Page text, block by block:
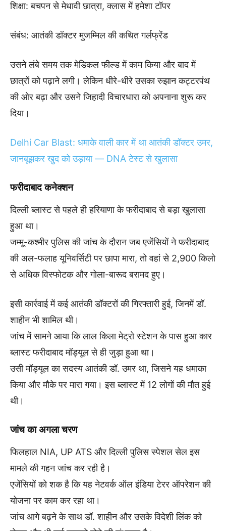
शिक्षा: बचपन से मेधावी छात्रा, क्लास में हमेशा टॉपर
संबंध: आतंकी डॉक्टर मुजम्मिल की कथित गर्लफ्रेंड
उसने लंबे समय तक मेडिकल फील्ड में काम किया और बाद में
छात्रों को पढ़ाने लगी। लेकिन धीरे-धीरे उसका रुझान कट्टरपंथ
की ओर बढ़ा और उसने जिहादी विचारधारा को अपनाना शुरू कर
दिया।
Delhi Car Blast: धमाके वाली कार में था आतंकी डॉक्टर उमर,
जानबूझकर खुद को उड़ाया — DNA टेस्ट से खुलासा
फरीदाबाद कनेक्शन
दिल्ली ब्लास्ट से पहले ही हरियाणा के फरीदाबाद से बड़ा खुलासा
हुआ था।
जम्मू-कश्मीर पुलिस की जांच के दौरान जब एजेंसियों ने फरीदाबाद
की अल-फलाह यूनिवर्सिटी पर छापा मारा, तो वहां से 2,900 किलो
से अधिक विस्फोटक और गोला-बारूद बरामद हुए।
इसी कार्रवाई में कई आतंकी डॉक्टरों की गिरफ्तारी हुई, जिनमें डॉ.
शाहीन भी शामिल थी।
जांच में सामने आया कि लाल किला मेट्रो स्टेशन के पास हुआ कार
ब्लास्ट फरीदाबाद मॉड्यूल से ही जुड़ा हुआ था।
उसी मॉड्यूल का सदस्य आतंकी डॉ. उमर था, जिसने यह धमाका
किया और मौके पर मारा गया। इस ब्लास्ट में 12 लोगों की मौत हुई
थी।
जांच का अगला चरण
फिलहाल NIA, UP ATS और दिल्ली पुलिस स्पेशल सेल इस
मामले की गहन जांच कर रही है।
एजेंसियों को शक है कि यह नेटवर्क ऑल इंडिया टेरर ऑपरेशन की
योजना पर काम कर रहा था।
जांच आगे बढ़ने के साथ डॉ. शाहीन और उसके विदेशी लिंक को